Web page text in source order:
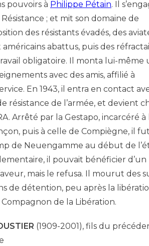
pouvoirs à Philippe Pétain. Il
; et mit son domaine de
des résistants évadés, des
abattus, puis des
obligatoire. Il monta lui-même
avec des amis, affilié à
En 1943, il entra en contact
résistance de l’armée, et devient
Arrêté par la Gestapo, incarcéré à
puis à celle de Compiègne, il
de Neuengamme au début de
il pouvait bénéficier d’un
mais le refusa. Il mourut des
de détention, peu après la
de la Libération.
(1909-2001), fils du